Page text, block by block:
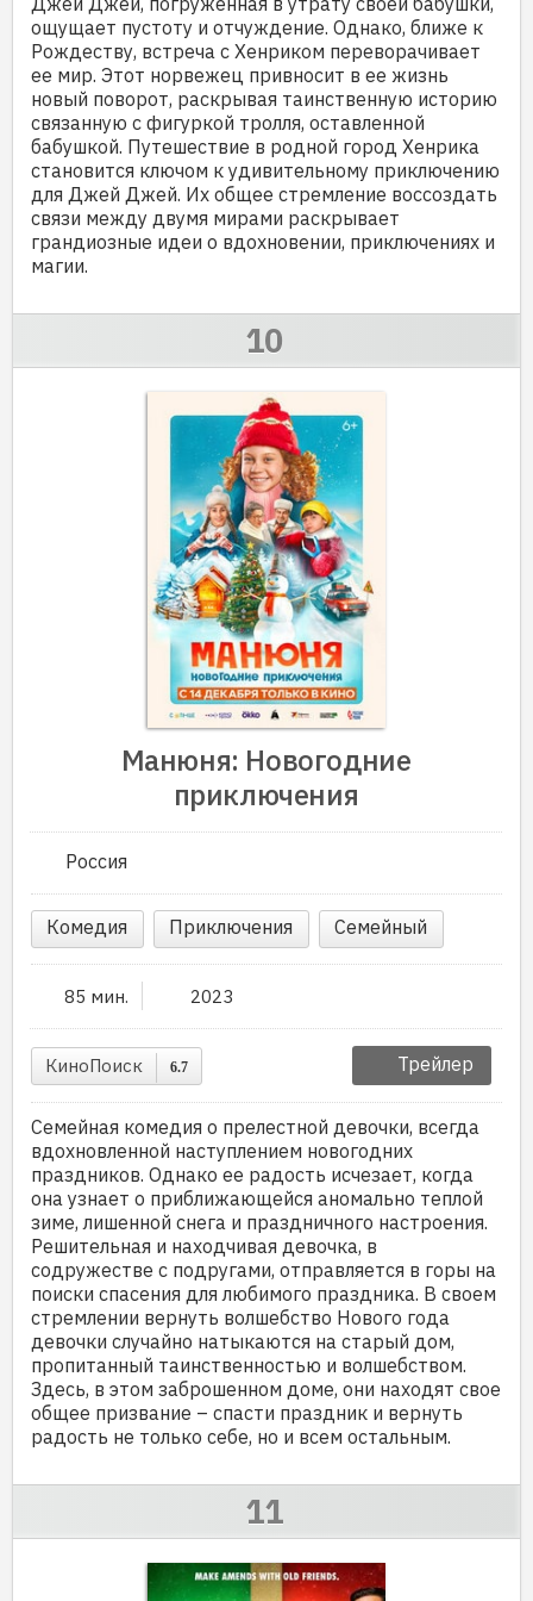
ощущает пустоту и отчуждение. Однако, ближе к
Рождеству, встреча с Хенриком переворачивает
ее мир. Этот норвежец привносит в ее жизнь
новый поворот, раскрывая таинственную историю
связанную с фигуркой тролля, оставленной
бабушкой. Путешествие в родной город Хенрика
становится ключом к удивительному приключению
для Джей Джей. Их общее стремление воссоздать
связи между двумя мирами раскрывает
грандиозные идеи о вдохновении, приключениях и
магии.
Манюня: Новогодние
приключения
Россия
Комедия Приключения Семейный
85 мин. 2023
КиноПоиск 6.7 Трейлер
Семейная комедия о прелестной девочки, всегда
вдохновленной наступлением новогодних
праздников. Однако ее радость исчезает, когда
она узнает о приближающейся аномально теплой
зиме, лишенной снега и праздничного настроения.
Решительная и находчивая девочка, в
содружестве с подругами, отправляется в горы на
поиски спасения для любимого праздника. В своем
стремлении вернуть волшебство Нового года
девочки случайно натыкаются на старый дом,
пропитанный таинственностью и волшебством.
Здесь, в этом заброшенном доме, они находят свое
общее призвание – спасти праздник и вернуть
радость не только себе, но и всем остальным.